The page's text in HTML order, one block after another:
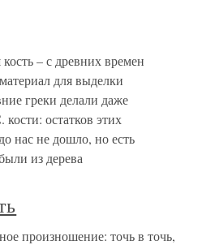
– с древних времен
для выделки
греки делали даже
кости: остатков этих
нас не дошло, но есть
из дерева
произношение: точь в точь,